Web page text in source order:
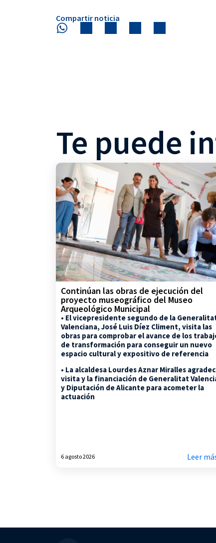
Compartir noticia
Te puede
Continúan las obras de ejecución del
proyecto museográfico del Museo
Arqueológico Municipal
• El vicepresidente segundo de la
Valenciana, José Luis Díez Climent, visita las
obras para comprobar el avance de los
de transformación para conseguir un nuevo
espacio cultural y expositivo de referencia
• La alcaldesa Lourdes Aznar Miralles
visita y la financiación de Generalitat
y Diputación de Alicante para acometer la
actuación
6 agosto 2026 Leer